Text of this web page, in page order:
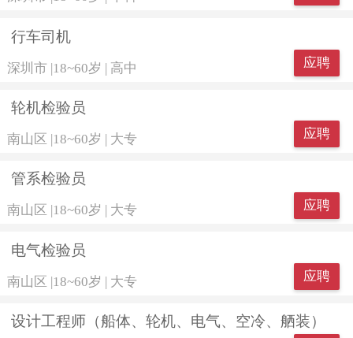
行车司机
深圳市 |18~60岁 | 高中 应聘
轮机检验员
南山区 |18~60岁 | 大专 应聘
管系检验员
南山区 18~60岁 大专 应聘
电气检验员
南山区 |18~60岁 | 大专 应聘
设计工程师（船体、轮机、电气、空冷、舾装）